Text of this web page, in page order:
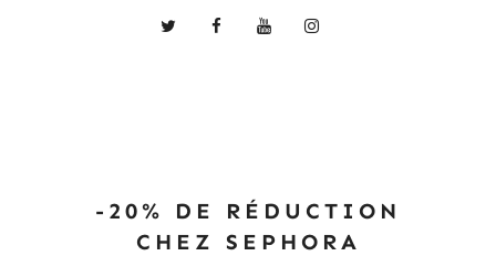
-20% DE RÉDUCTION
CHEZ SEPHORA